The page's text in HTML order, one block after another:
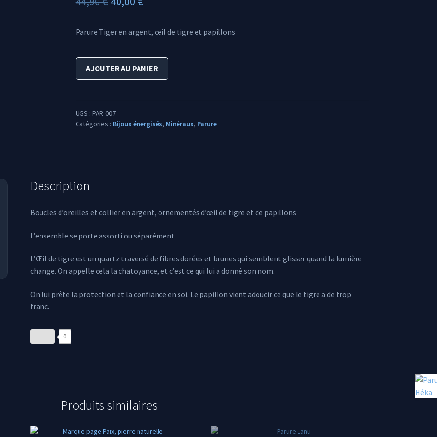
initial
était :
44,90 €.
actuel
est :
40,00 €.
Parure Tiger en argent, œil de tigre et papillons
AJOUTER AU PANIER
UGS : PAR-007
Catégories : Bijoux énergisés, Minéraux, Parure
Description
Boucles d’oreilles et collier en argent, ornementés d’œil de tigre et de papillons
L’ensemble se porte assorti ou séparément.
L’Œil de tigre est un quartz traversé de fibres dorées et brunes qui semblent glisser quand la lumière
change. On appelle cela la chatoyance, et c’est ce qui lui a donné son nom.
On lui prête la protection et la confiance en soi. Le papillon vient adoucir ce que le tigre a de trop
franc.
0
Produits similaires